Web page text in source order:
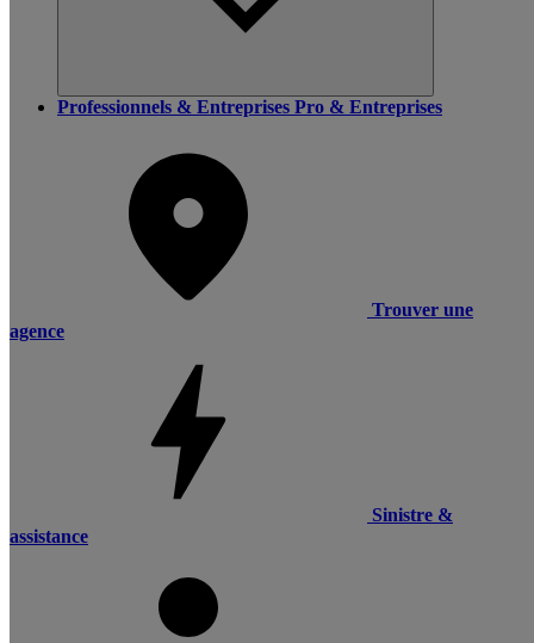
Professionnels & Entreprises Pro & Entreprises
Trouver une
agence
Sinistre &
assistance